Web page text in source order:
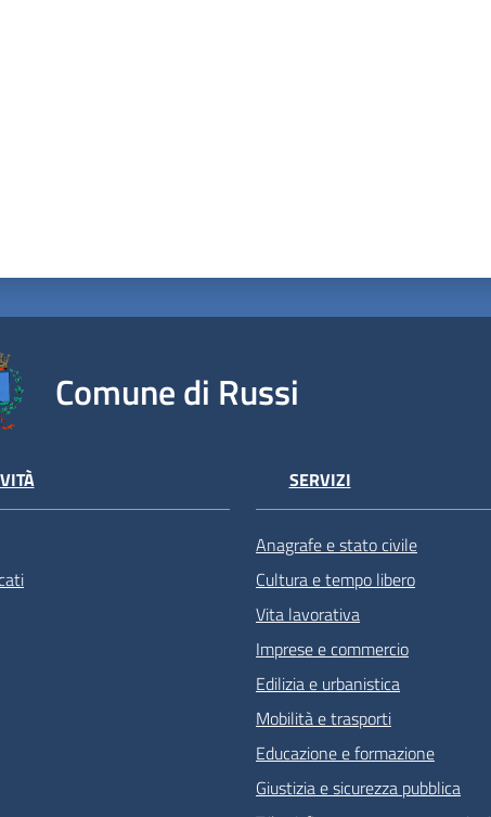
Comune di Russi
SERVIZI
Anagrafe e stato civile
Cultura e tempo libero
Vita lavorativa
Imprese e commercio
Edilizia e urbanistica
Mobilità e trasporti
Educazione e formazione
Giustizia e sicurezza pubblica